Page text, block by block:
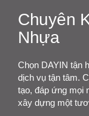
Chuyên
Nhựa
Chọn DAYIN tận
dịch vụ tận tâm.
tạo, đáp ứng mọi
xây dựng một